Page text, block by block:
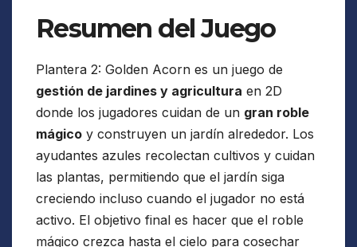
Resumen del Juego
Plantera 2: Golden Acorn es un juego de
gestión de jardines y agricultura en 2D
donde los jugadores cuidan de un gran roble
mágico y construyen un jardín alrededor. Los
ayudantes azules recolectan cultivos y cuidan
las plantas, permitiendo que el jardín siga
creciendo incluso cuando el jugador no está
activo. El objetivo final es hacer que el roble
mágico crezca hasta el cielo para cosechar